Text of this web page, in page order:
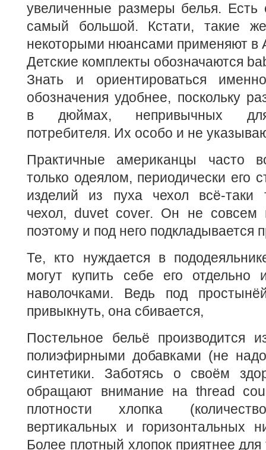
увеличенные размеры белья.
самый большой. Кстати, такие
некоторыми нюансами применяют в
Детские комплекты обозначаются
Знать и ориентироваться
обозначения удобнее, поскольку
в дюймах, непривычных для
потребителя. Их особо и не
Практичные американцы часто
только одеялом, периодически его
изделий из пуха чехол всё-таки
чехол, duvet cover. Он не совсем
поэтому и под него подкладывается
Те, кто нуждается в
могут купить себе его отдельно
наволочками. Ведь под
привыкнуть, она сбивается,
Постельное бельё производится
полиэфирными добавками (не
синтетики. Заботясь о своём
обращают внимание на thread
плотности хлопка
вертикальных и горизонтальных
Более плотный хлопок приятнее для